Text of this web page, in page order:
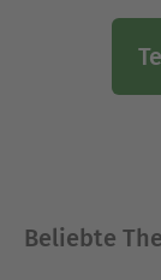
Beliebte